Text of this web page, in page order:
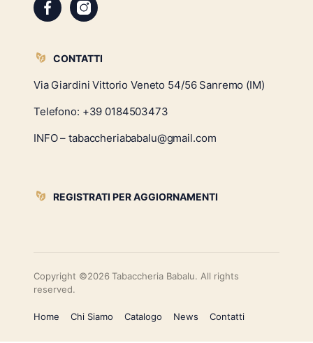
CONTATTI
Via Giardini Vittorio Veneto 54/56 Sanremo (IM)
Telefono: +39 0184503473
INFO – tabaccheriababalu@gmail.com
REGISTRATI PER AGGIORNAMENTI
Copyright ©2026 Tabaccheria Babalu. All rights
reserved.
Home Chi Siamo Catalogo News Contatti